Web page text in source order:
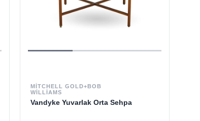
MITCHELL GOLD+BOB
WILLIAMS
Vandyke Yuvarlak Orta Sehpa